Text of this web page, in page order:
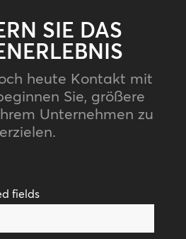
SIE DAS
heute Kontakt mit
Sie, größere
Unternehmen zu
erzielen.
fields